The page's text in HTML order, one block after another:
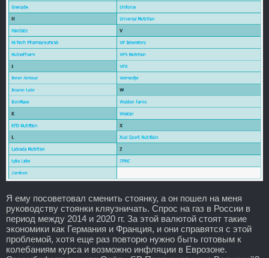
Я ему посоветовал сменить стоянку, а он пошел на меня
руководству стоянки кляузничать. Спрос на газ в России в
период между 2014 и 2020 гг. За этой валютой стоят такие
экономики как Германия и Франция, и они справятся с этой
проблемой, хотя еще раз повторю нужно быть готовым к
колебаниям курса и возможно инфляции в Еврозоне.